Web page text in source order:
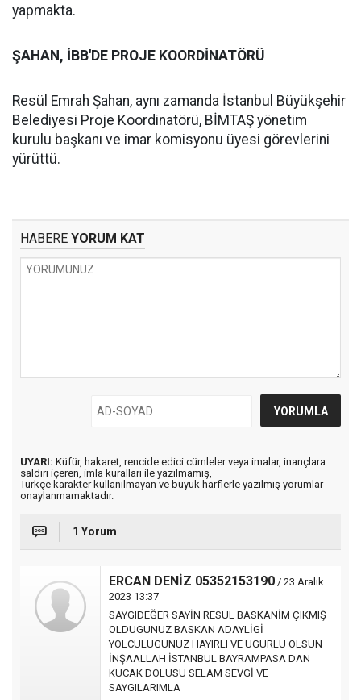
yapmakta.
ŞAHAN, İBB'DE PROJE KOORDİNATÖRÜ
Resül Emrah Şahan, aynı zamanda İstanbul Büyükşehir
Belediyesi Proje Koordinatörü, BİMTAŞ yönetim
kurulu başkanı ve imar komisyonu üyesi görevlerini
yürüttü.
HABERE YORUM KAT
UYARI: Küfür, hakaret, rencide edici cümleler veya imalar, inançlara
saldırı içeren, imla kuralları ile yazılmamış,
Türkçe karakter kullanılmayan ve büyük harflerle yazılmış yorumlar
onaylanmamaktadır.
1 Yorum
ERCAN DENİZ 05352153190 / 23 Aralık
2023 13:37
SAYGIDEĞER SAYİN RESUL BASKANİM ÇIKMIŞ
OLDUGUNUZ BASKAN ADAYLİGİ
YOLCULUGUNUZ HAYIRLI VE UGURLU OLSUN
İNŞAALLAH İSTANBUL BAYRAMPASA DAN
KUCAK DOLUSU SELAM SEVGİ VE
SAYGILARIMLA